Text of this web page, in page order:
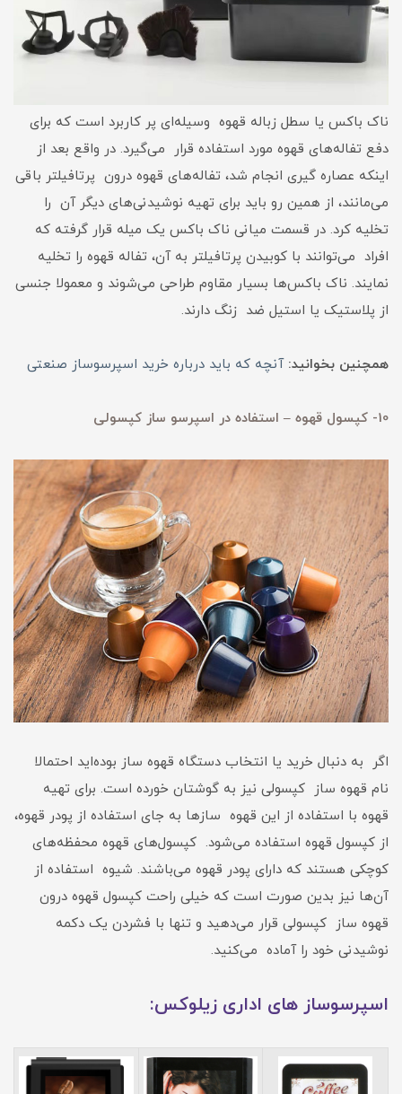
ناک باکس یا سطل زباله قهوه وسیله‌ای پر کاربرد است که برای
دفع تفاله‌های قهوه مورد استفاده قرار می‌گیرد. در واقع بعد از
اینکه عصاره گیری انجام شد، تفاله‌های قهوه درون پرتافیلتر باقی
می‌مانند، از همین رو باید برای تهیه نوشیدنی‌های دیگر آن را
تخلیه کرد. در قسمت میانی ناک باکس یک میله قرار گرفته که
افراد می‌توانند با کوبیدن پرتافیلتر به آن، تفاله قهوه را تخلیه
نمایند. ناک باکس‌ها بسیار مقاوم طراحی می‌شوند و معمولا جنسی
از پلاستیک یا استیل ضد زنگ دارند.
همچنین بخوانید: آنچه که باید درباره خرید اسپرسوساز صنعتی
10- کپسول قهوه – استفاده در اسپرسو ساز کپسولی
اگر به دنبال خرید یا انتخاب دستگاه قهوه ساز بوده‌اید احتمالا
نام قهوه ساز کپسولی نیز به گوشتان خورده است. برای تهیه
قهوه با استفاده از این قهوه سازها به جای استفاده از پودر قهوه،
از کپسول قهوه استفاده می‌شود. کپسول‌های قهوه محفظه‌های
کوچکی هستند که دارای پودر قهوه می‌باشند. شیوه استفاده از
آن‌ها نیز بدین صورت است که خیلی راحت کپسول قهوه درون
قهوه ساز کپسولی قرار می‌دهید و تنها با فشردن یک دکمه
نوشیدنی خود را آماده می‌کنید.
اسپرسوساز های اداری زیلوکس: